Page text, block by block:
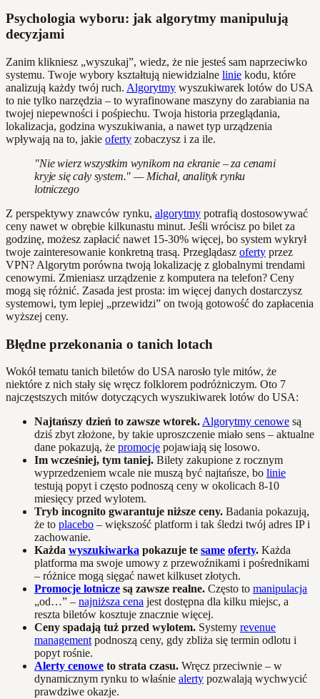
Psychologia wyboru: jak algorytmy manipulują
decyzjami
Zanim klikniesz „wyszukaj”, wiedz, że nie jesteś sam naprzeciwko
systemu. Twoje wybory kształtują niewidzialne linie kodu, które
analizują każdy twój ruch. Algorytmy wyszukiwarek lotów do USA
to nie tylko narzędzia – to wyrafinowane maszyny do zarabiania na
twojej niepewności i pośpiechu. Twoja historia przeglądania,
lokalizacja, godzina wyszukiwania, a nawet typ urządzenia
wpływają na to, jakie oferty zobaczysz i za ile.
"Nie wierz wszystkim wynikom na ekranie – za cenami
kryje się cały system." — Michał, analityk rynku
lotniczego
Z perspektywy znawców rynku, algorytmy potrafią dostosowywać
ceny nawet w obrębie kilkunastu minut. Jeśli wrócisz po bilet za
godzinę, możesz zapłacić nawet 15-30% więcej, bo system wykrył
twoje zainteresowanie konkretną trasą. Przeglądasz oferty przez
VPN? Algorytm porówna twoją lokalizację z globalnymi trendami
cenowymi. Zmieniasz urządzenie z komputera na telefon? Ceny
mogą się różnić. Zasada jest prosta: im więcej danych dostarczysz
systemowi, tym lepiej „przewidzi” on twoją gotowość do zapłacenia
wyższej ceny.
Błędne przekonania o tanich lotach
Wokół tematu tanich biletów do USA narosło tyle mitów, że
niektóre z nich stały się wręcz folklorem podróżniczym. Oto 7
najczęstszych mitów dotyczących wyszukiwarek lotów do USA:
Najtańszy dzień to zawsze wtorek. Algorytmy cenowe są
dziś zbyt złożone, by takie uproszczenie miało sens – aktualne
dane pokazują, że promocje pojawiają się losowo.
Im wcześniej, tym taniej. Bilety zakupione z rocznym
wyprzedzeniem wcale nie muszą być najtańsze, bo linie
testują popyt i często podnoszą ceny w okolicach 8-10
miesięcy przed wylotem.
Tryb incognito gwarantuje niższe ceny. Badania pokazują,
że to placebo – większość platform i tak śledzi twój adres IP i
zachowanie.
Każda wyszukiwarka pokazuje te same oferty. Każda
platforma ma swoje umowy z przewoźnikami i pośrednikami
– różnice mogą sięgać nawet kilkuset złotych.
Promocje lotnicze są zawsze realne. Często to manipulacja
„od…” – najniższa cena jest dostępna dla kilku miejsc, a
reszta biletów kosztuje znacznie więcej.
Ceny spadają tuż przed wylotem. Systemy revenue
management podnoszą ceny, gdy zbliża się termin odlotu i
popyt rośnie.
Alerty cenowe to strata czasu. Wręcz przeciwnie – w
dynamicznym rynku to właśnie alerty pozwalają wychwycić
prawdziwe okazje.